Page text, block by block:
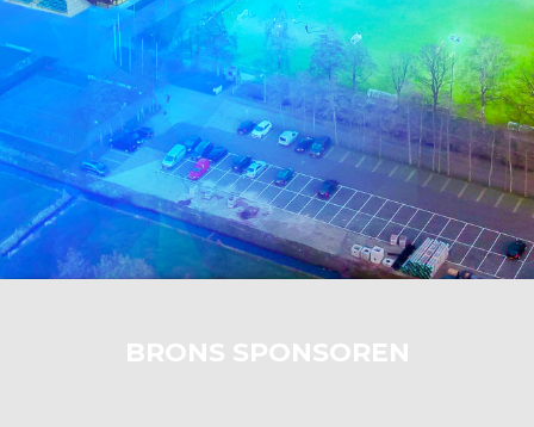
BRONS SPONSOREN